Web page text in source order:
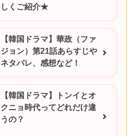
しくご紹介★
【韓国ドラマ】華政（ファ
ジョン）第21話あらすじや
ネタバレ、感想など！
【韓国ドラマ】トンイとオ
クニョ時代ってどれだけ違
うの？